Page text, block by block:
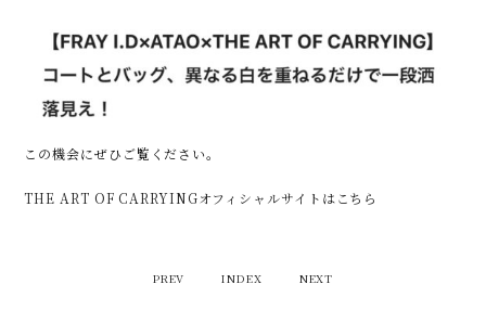
この機会にぜひご覧ください。
THE ART OF CARRYINGオフィシャルサイトはこちら
PREV INDEX NEXT